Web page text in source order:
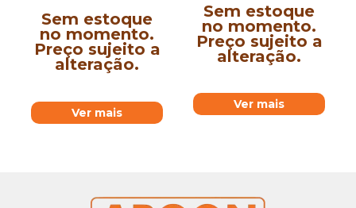
Sem estoque
no momento.
Preço sujeito a
alteração.
Ver mais
Sem estoque
no momento.
Preço sujeito a
alteração.
Ver mais